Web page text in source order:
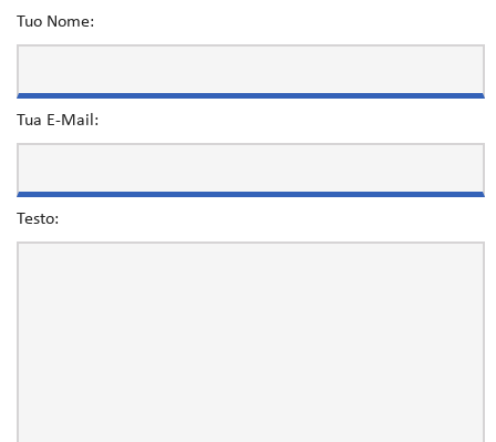
Tuo Nome:
Tua E-Mail:
Testo: